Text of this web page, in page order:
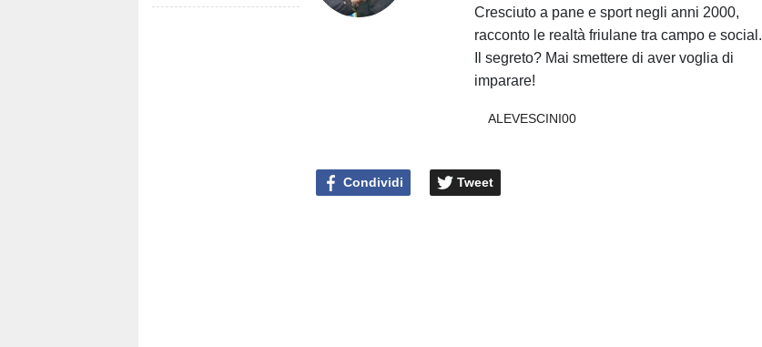
Cresciuto a pane e sport negli anni 2000,
racconto le realtà friulane tra campo e social.
Il segreto? Mai smettere di aver voglia di
imparare!
ALEVESCINI00
Condividi Tweet